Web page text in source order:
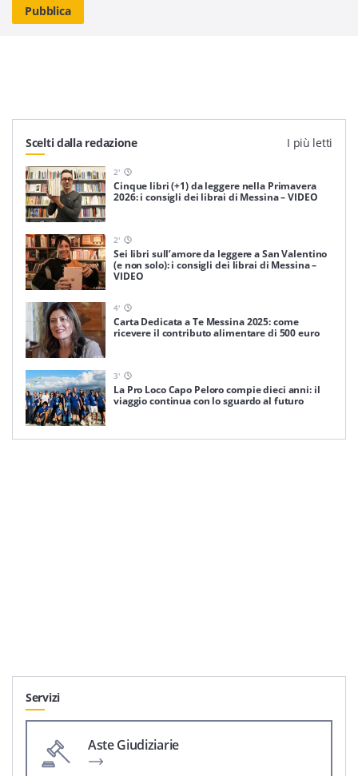
Scelti dalla redazione I più letti
2'
Cinque libri (+1) da leggere nella Primavera
2026: i consigli dei librai di Messina – VIDEO
2'
Sei libri sull’amore da leggere a San Valentino
(e non solo): i consigli dei librai di Messina –
VIDEO
4'
Carta Dedicata a Te Messina 2025: come
ricevere il contributo alimentare di 500 euro
3'
La Pro Loco Capo Peloro compie dieci anni: il
viaggio continua con lo sguardo al futuro
Servizi
Aste Giudiziarie